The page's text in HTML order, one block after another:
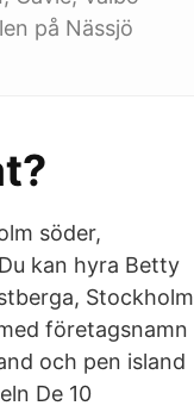
på Nässjö
söder,
kan hyra Betty
Stockholm
företagsnamn
och pen island
De 10